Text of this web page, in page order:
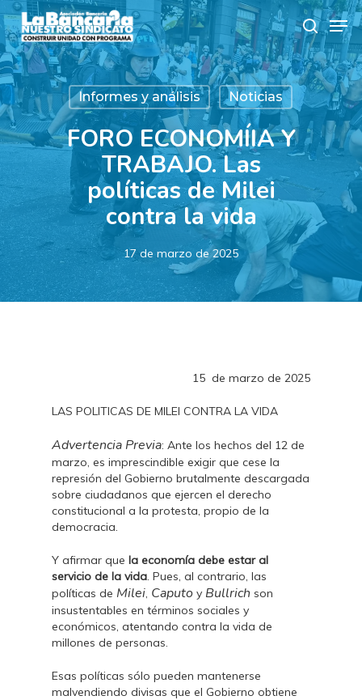
Skip
to
main
content
search
Informes y análisis Noticias
FORO ECONOMÍIA Y
TRABAJO. Las
políticas de Milei
contra la vida
17 de marzo de 2025
15 de marzo de 2025
LAS POLITICAS DE MILEI CONTRA LA VIDA
Advertencia Previa: Ante los hechos del 12 de
marzo, es imprescindible exigir que cese la
represión del Gobierno brutalmente descargada
sobre ciudadanos que ejercen el derecho
constitucional a la protesta, propio de la
democracia.
Y afirmar que la economía debe estar al
servicio de la vida. Pues, al contrario, las
políticas de Milei, Caputo y Bullrich son
insustentables en términos sociales y
económicos, atentando contra la vida de
millones de personas.
Esas políticas sólo pueden mantenerse
malvendiendo divisas que el Gobierno obtiene